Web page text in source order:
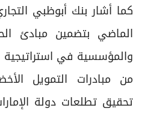
كما أشار بنك أبوظبي
الماضي بتضمين مبادئ
والمؤسسية في استراتيجية
من مبادرات التمويل
تحقيق تطلعات دولة